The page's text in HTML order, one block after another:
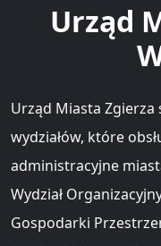
Urząd
Urząd Miasta Zgierza
wydziałów, które
administracyjne
Wydział
Gospodarki